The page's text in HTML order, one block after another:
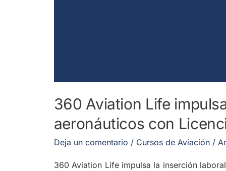
360 Aviation Life
aeronáuticos con
Deja un comentario / Cursos de Aviación/
360 Aviation Life impulsa la inserción